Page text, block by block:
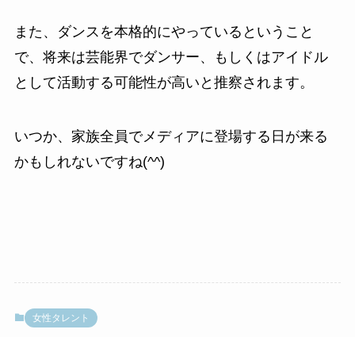
また、ダンスを本格的にやっているということ
で、将来は芸能界でダンサー、もしくはアイドル
として活動する可能性が高いと推察されます。
いつか、家族全員でメディアに登場する日が来る
かもしれないですね(^^)
女性タレント